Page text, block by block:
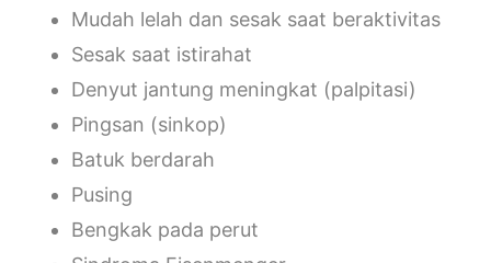
Mudah lelah dan sesak saat beraktivitas
Sesak saat istirahat
Denyut jantung meningkat (palpitasi)
Pingsan (sinkop)
Batuk berdarah
Pusing
Bengkak pada perut